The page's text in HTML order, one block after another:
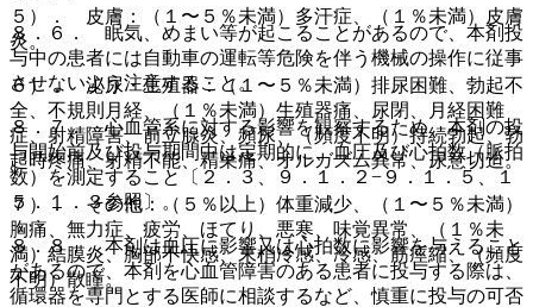
８．６． 眠気、めまい等が起こることがあるので、本剤投
与中の患者には自動車の運転等危険を伴う機械の操作に従事
させないよう注意すること。
８．７． 心血管系に対する影響を観察するため、本剤の投
与開始前及び投与期間中は定期的に、血圧及び心拍数（脈拍
数）を測定すること〔２．３、９．１．２−９．１．５、１
５．１．３参照〕。
８．８． 本剤は血圧に影響又は心拍数に影響を与えること
があるので、本剤を心血管障害のある患者に投与する際は、
循環器を専門とする医師に相談するなど、慎重に投与の可否
５）． 皮膚：（１〜５％未満）多汗症、（１％未満）皮膚
炎。
６）． 泌尿・生殖器：（１〜５％未満）排尿困難、勃起不
全、不規則月経、（１％未満）生殖器痛、尿閉、月経困難
症、射精障害、前立腺炎、頻尿、（頻度不明）持続勃起、勃
起時疼痛、射精不能、精巣痛、オルガズム異常、尿意切迫。
７）． その他：（５％以上）体重減少、（１〜５％未満）
胸痛、無力症、疲労、ほてり、悪寒、味覚異常、（１％未
満）結膜炎、胸部不快感、末梢冷感、冷感、筋痙縮、（頻度
不明）散瞳。